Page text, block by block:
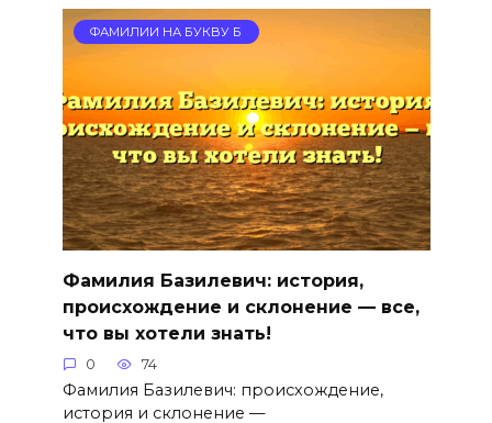
ФАМИЛИИ НА БУКВУ Б
Фамилия Базилевич: история,
происхождение и склонение — все,
что вы хотели знать!
0 74
Фамилия Базилевич: происхождение,
история и склонение —